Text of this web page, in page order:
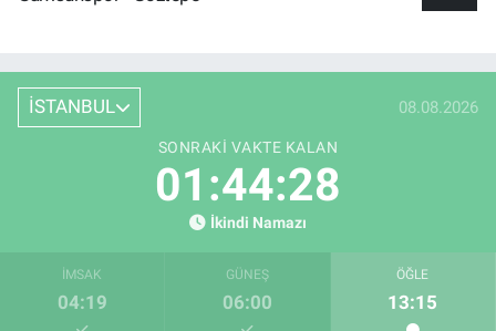
İSTANBUL 08.08.2026
SONRAKI VAKTE KALAN
01:44:28
İkindi Namazı
İMSAK
04:19
GÜNEŞ
06:00
ÖĞLE
13:15